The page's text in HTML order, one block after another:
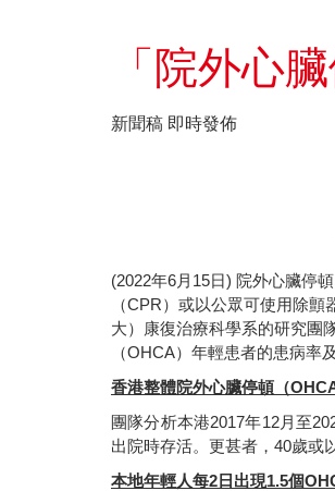
「院外心
新聞稿 即時發佈
香港首個採用
年輕人及時使用
(2022年6月15日) 院外心臟停
（CPR）或以公眾可使用除顫
大）康復治療科學系的研究團
（OHCA）年輕患者的患病率
香港整體院外心臟停頓（
團隊分析本港2017年12月至
出院時存活。更甚者， 40歲或
本地年輕人每2 日出現1.5個